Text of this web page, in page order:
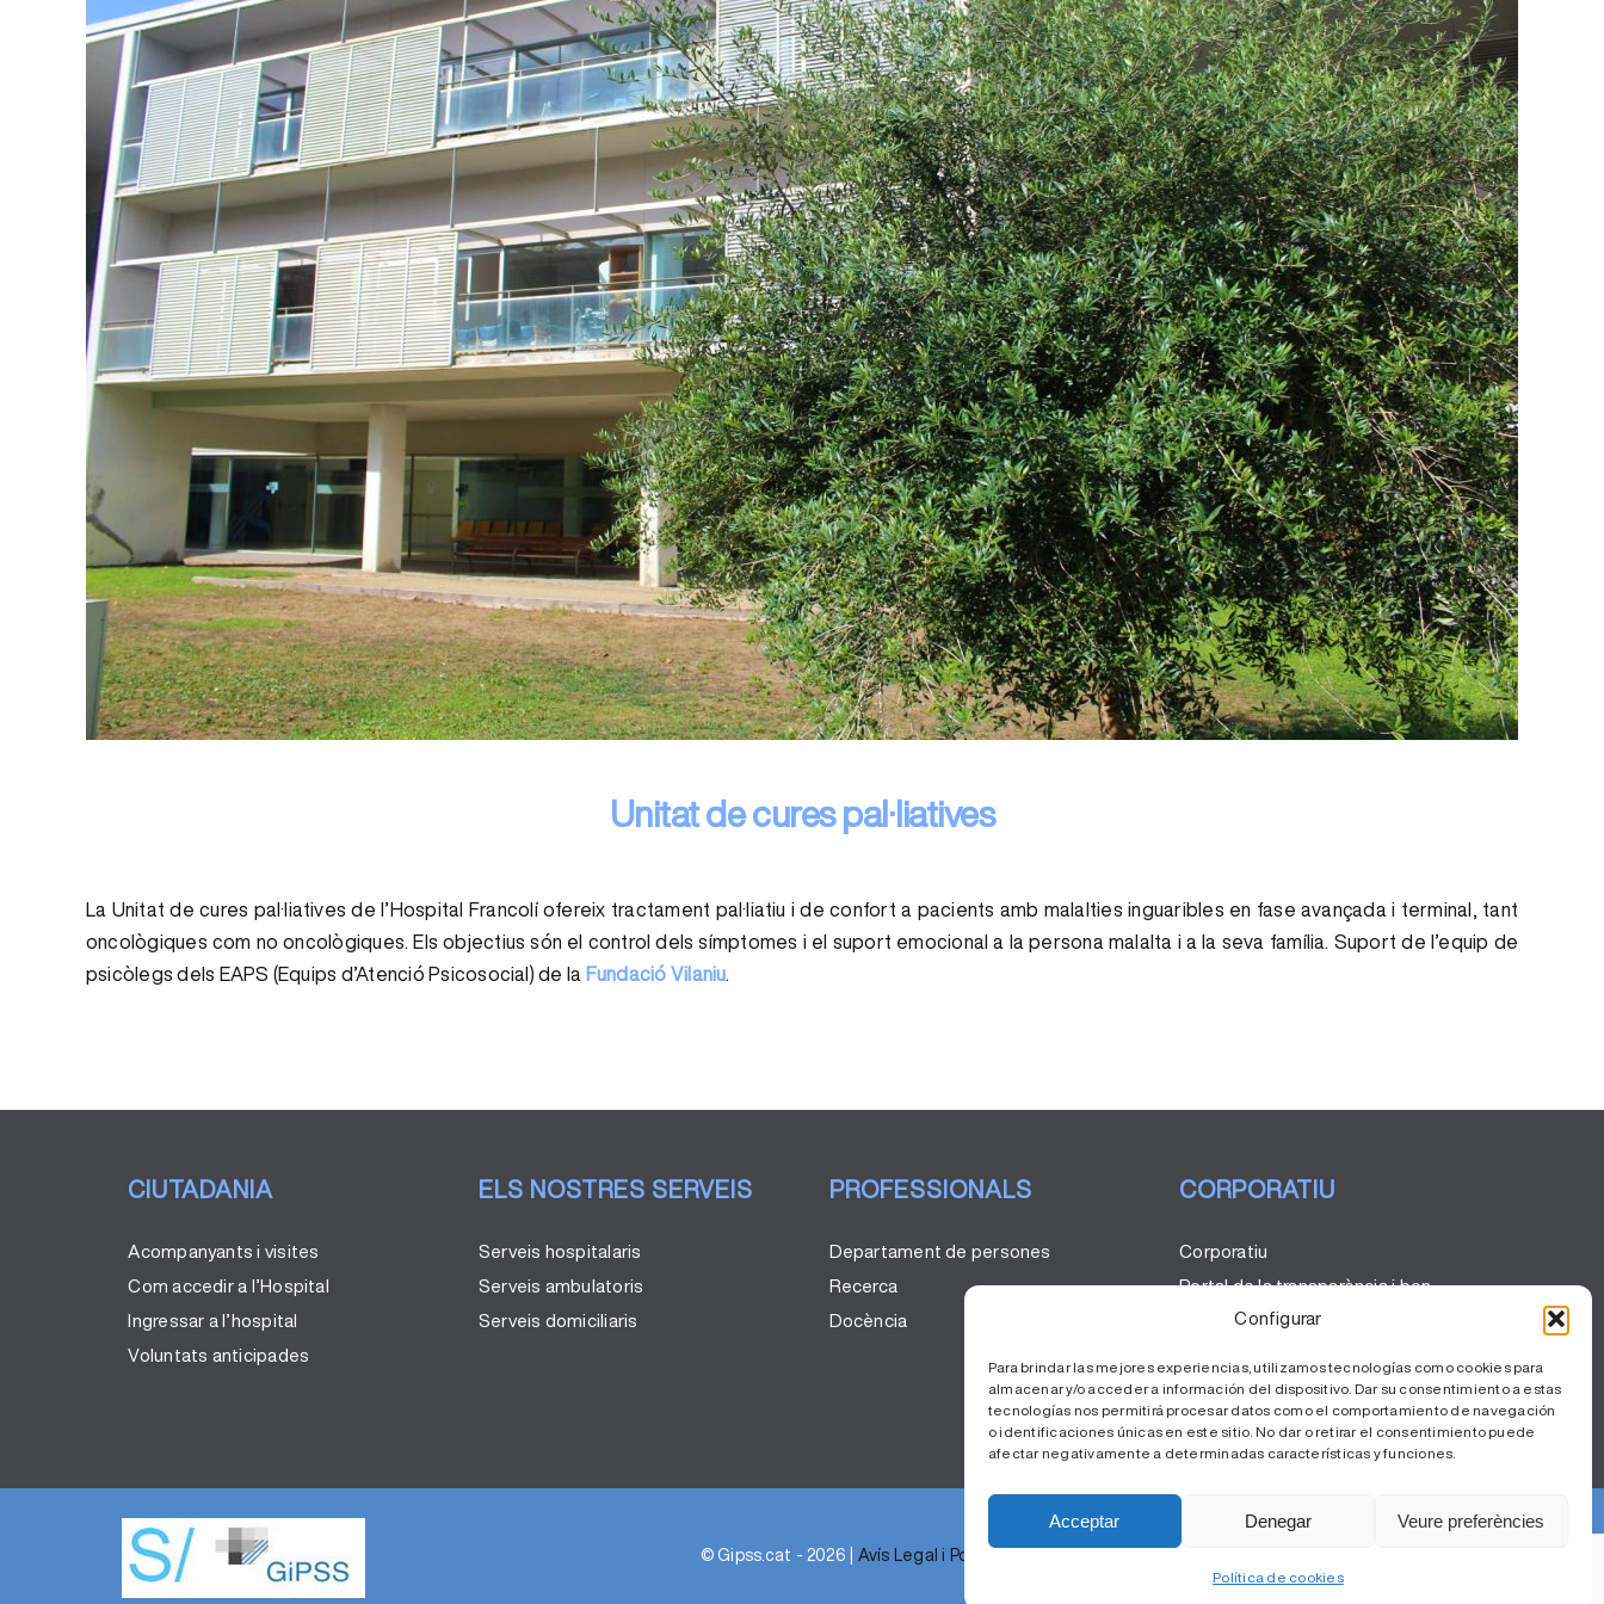
Configurar
Para brindar las mejores experiencias, utilizamos tecnologías como cookies para
almacenar y/o acceder a información del dispositivo. Dar su consentimiento a estas
tecnologías nos permitirá procesar datos como el comportamiento de navegación
o identificaciones únicas en este sitio. No dar o retirar el consentimiento puede
afectar negativamente a determinadas características y funciones.
Acceptar Denegar Veure preferències
Política de cookies
Unitat de cures pal·liatives
La Unitat de cures pal·liatives de l’Hospital Francolí ofereix tractament pal·liatiu i de confort a pacients amb malalties inguaribles en fase avançada i terminal, tant
oncològiques com no oncològiques. Els objectius són el control dels símptomes i el suport emocional a la persona malalta i a la seva família. Suport de l’equip de
psicòlegs dels EAPS (Equips d’Atenció Psicosocial) de la Fundació Vilaniu
CIUTADANIA
Acompanyants i visites
Com accedir a l’Hospital
Ingressar a l’hospital
Voluntats anticipades
ELS NOSTRES SERVEIS
Serveis hospitalaris
Serveis ambulatoris
Serveis domiciliaris
PROFESSIONALS
Departament de persones
Recerca
Docència
CORPORATIU
Corporatiu
Portal de la transparència i bon
govern
Comunicació
RSC
© Gipss.cat - 2026 | Avís Legal i Política de Privacitat